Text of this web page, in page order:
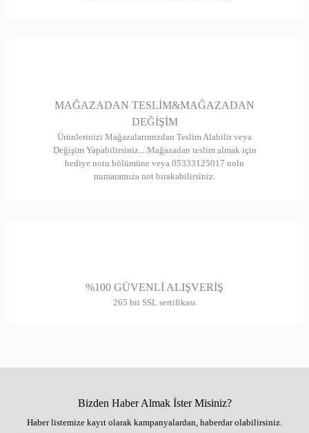
Gönder
MAĞAZADAN TESLİM&MAĞAZADAN
DEĞİŞİM
Ürünlerinizi Mağazalarımızdan Teslim Alabilir veya
Değişim Yapabilirsiniz... Mağazadan teslim almak için
hediye notu bölümüne veya 05333125017 nolu
numaramıza not bırakabilirsiniz.
%100 GÜVENLİ ALIŞVERİŞ
265 bit SSL sertifikası
Bizden Haber Almak İster Misiniz?
Haber listemize kayıt olarak kampanyalardan, haberdar olabilirsiniz.